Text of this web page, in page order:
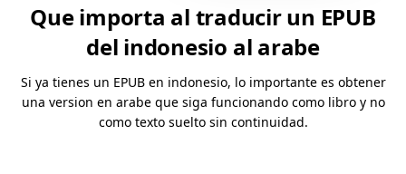
Que importa al traducir un EPUB
del indonesio al arabe
Si ya tienes un EPUB en indonesio, lo importante es obtener
una version en arabe que siga funcionando como libro y no
como texto suelto sin continuidad.